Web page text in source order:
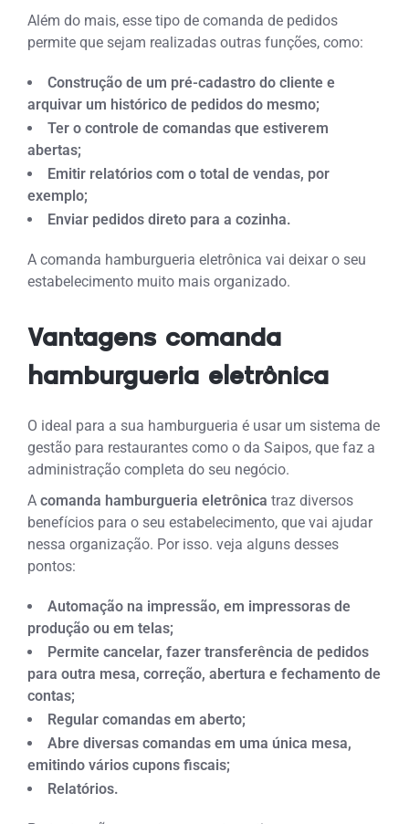
Além do mais, esse tipo de comanda de pedidos
permite que sejam realizadas outras funções, como:
Construção de um pré-cadastro do cliente e
arquivar um histórico de pedidos do mesmo;
Ter o controle de comandas que estiverem
abertas;
Emitir relatórios com o total de vendas, por
exemplo;
Enviar pedidos direto para a cozinha.
A comanda hamburgueria eletrônica vai deixar o seu
estabelecimento muito mais organizado.
Vantagens comanda
hamburgueria eletrônica
O ideal para a sua hamburgueria é usar um sistema de
gestão para restaurantes como o da Saipos, que faz a
administração completa do seu negócio.
Acomanda hamburgueria eletrônica traz diversos
benefícios para o seu estabelecimento, que vai ajudar
nessa organização. Por isso. veja alguns desses
pontos:
Automação na impressão, em impressoras de
produção ou em telas;
Permite cancelar, fazer transferência de pedidos
para outra mesa, correção, abertura e fechamento de
contas;
Regular comandas em aberto;
Abre diversas comandas em uma única mesa,
emitindo vários cupons fiscais;
Relatórios.